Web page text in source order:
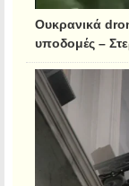
Ουκρανικά
υποδομές –